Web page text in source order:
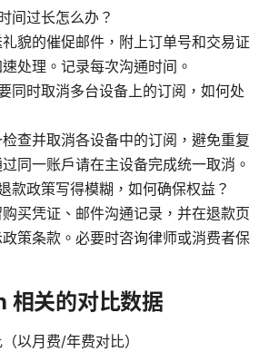
间过长怎么办？
貌的催促邮件，附上订单号和交易证
处理。记录每次沟通时间。
同时取消多台设备上的订阅，如何处
查并取消各设备中的订阅，避免重复
同一账户请在主设备完成统一取消。
款政策写得模糊，如何确保权益？
买凭证、邮件沟通记录，并在退款页
策条款。必要时咨询律师或消费者保
关的对比数据
以月费/年费对比）